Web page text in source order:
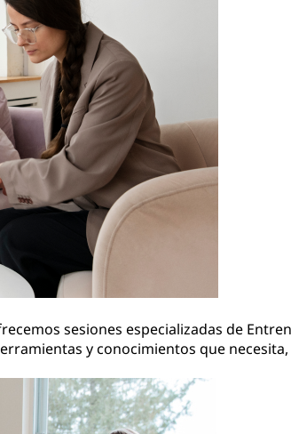
sesiones especializadas de
y conocimientos que